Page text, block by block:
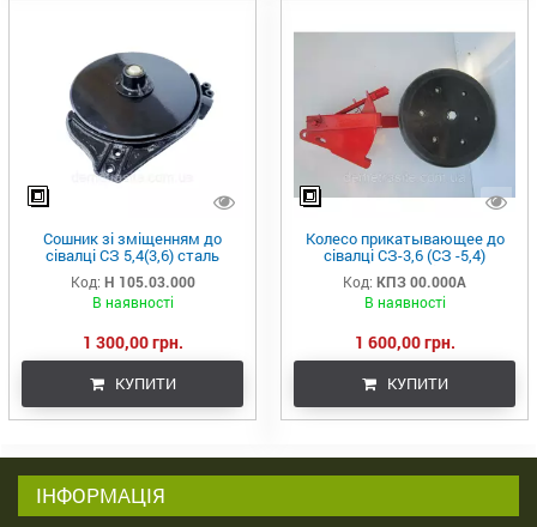
Сошник зі зміщенням до
сівалці СЗ 5,4(3,6) сталь
борированна
Код: Н 105.03.000
В наявності
1 300,00 грн.
КУПИТИ
Колесо прикатывающее до
сівалці СЗ-3,6 (СЗ -5,4)
(сошник без зміщення)
Код: КПЗ 00.000А
В наявності
1 600,00 грн.
КУПИТИ
ІНФОРМАЦІЯ